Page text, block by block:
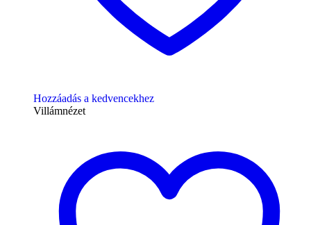
Hozzáadás a kedvencekhez
Villámnézet